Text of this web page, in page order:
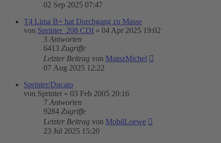
02 Sep 2025 07:47
T4 Lima B+ hat Durchgang zu Masse
von Sprinter_208 CDI » 04 Apr 2025 19:02
3 Antworten
6413 Zugriffe
Letzter Beitrag von MainzMichel
07 Aug 2025 12:22
Sprinter/Ducato
von Sprinter » 03 Feb 2005 20:16
7 Antworten
9284 Zugriffe
Letzter Beitrag von MobilLoewe
23 Jul 2025 15:20